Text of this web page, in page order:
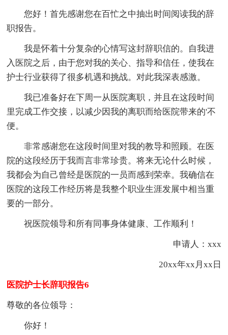
您好！首先感谢您在百忙之中抽出时间阅读我的辞
职报告。
我是怀着十分复杂的心情写这封辞职信的。自我进
入医院之后，由于您对我的关心、指导和信任，使我在
护士行业获得了很多机遇和挑战。对此我深表感激。
我已准备好在下周一从医院离职，并且在这段时间
里完成工作交接，以减少因我的离职而给医院带来的'不
便。
非常感谢您在这段时间里对我的教导和照顾。在医
院的这段经历于我而言非常珍贵。将来无论什么时候，
我都会为自己曾经是医院的一员而感到荣幸。我确信在
医院的这段工作经历将是我整个职业生涯发展中相当重
要的一部分。
祝医院领导和所有同事身体健康、工作顺利！
申请人：xxx
20xx年xx月xx日
医院护士长辞职报告6
尊敬的各位领导：
你好！